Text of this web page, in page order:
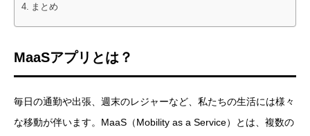
まとめ
MaaSアプリとは？
毎日の通勤や出張、週末のレジャーなど、私たちの生活には様々
な移動が伴います。MaaS（Mobility as a Service）とは、複数の